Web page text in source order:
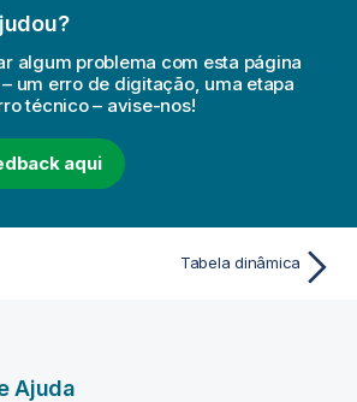
algum problema com esta página
um erro de digitação, uma etapa
técnico – avise-nos!
aqui
Tabela dinâmica
Ajuda